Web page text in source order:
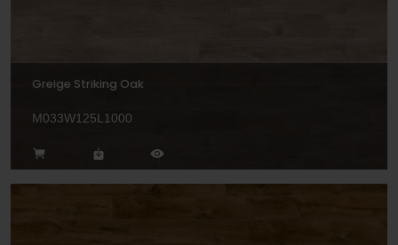
Greige Striking Oak
M033W125L1000